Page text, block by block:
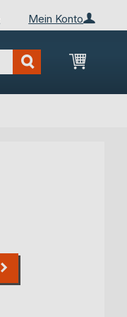
Mein Konto
Mein